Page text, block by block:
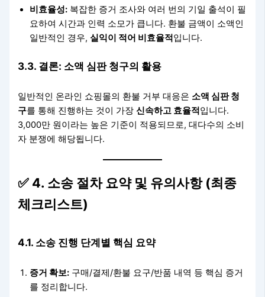
비효율성: 복잡한 증거 조사와 여러 번의 기일 출석이 필
요하여 시간과 인력 소모가 큽니다. 환불 금액이 소액인
일반적인 경우,실익이 적어 비효율적입니다.
3.3. 결론: 소액 심판 청구의 활용
일반적인 온라인 쇼핑몰의 환불 거부 대응은 소액 심판 청
구를 통해 진행하는 것이 가장신속하고 효율적입니다.
3,000만 원이라는 높은 기준이 적용되므로, 대다수의 소비
자 분쟁에 해당됩니다.
✅ 4. 소송 절차 요약 및 유의사항 (최종
체크리스트)
4.1. 소송 진행 단계별 핵심 요약
증거 확보: 구매/결제/환불 요구/반품 내역 등 핵심 증거
를 정리합니다.